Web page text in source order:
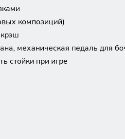
композиций)
механическая педаль для
стойки при игре